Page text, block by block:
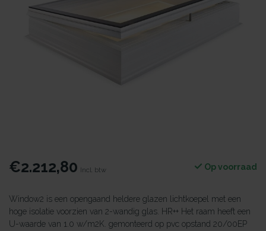
€2.212,80 Incl. btw Op voorraad
Window2 is een opengaand heldere glazen lichtkoepel met een
hoge isolatie voorzien van 2-wandig glas. HR++ Het raam heeft een
U-waarde van 1.0 w/m2K. gemonteerd op pvc opstand 20/00EP